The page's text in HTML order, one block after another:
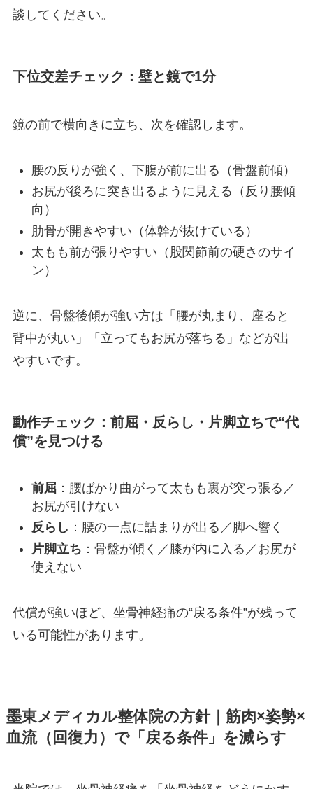
談してください。
下位交差チェック：壁と鏡で1分
鏡の前で横向きに立ち、次を確認します。
腰の反りが強く、下腹が前に出る（骨盤前傾）
お尻が後ろに突き出るように見える（反り腰傾
向）
肋骨が開きやすい（体幹が抜けている）
太もも前が張りやすい（股関節前の硬さのサイ
ン）
逆に、骨盤後傾が強い方は「腰が丸まり、座ると
背中が丸い」「立ってもお尻が落ちる」などが出
やすいです。
動作チェック：前屈・反らし・片脚立ちで“代
償”を見つける
前屈：腰ばかり曲がって太もも裏が突っ張る／
お尻が引けない
反らし ：腰の一点に詰まりが出る／脚へ響く
片脚立ち ：骨盤が傾く／膝が内に入る／お尻が
使えない
代償が強いほど、坐骨神経痛の“戻る条件”が残って
いる可能性があります。
墨東メディカル整体院の方針｜筋肉×姿勢×
血流（回復力）で「戻る条件」を減らす